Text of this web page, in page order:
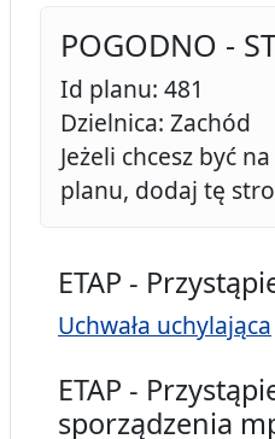
POGODNO -
Id planu: 481
Dzielnica: Zachód
Jeżeli chcesz być
planu, dodaj tę
ETAP -
Uchwała uchylająca
ETAP -
sporządzenia